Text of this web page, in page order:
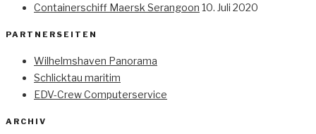
Containerschiff Maersk Serangoon 10. Juli 2020
PARTNERSEITEN
Wilhelmshaven Panorama
Schlicktau maritim
EDV-Crew Computerservice
ARCHIV